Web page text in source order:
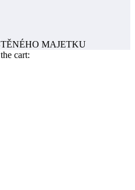
MAJETKU
cart: